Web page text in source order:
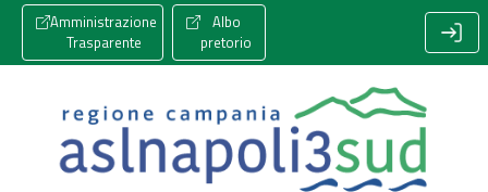
Amministrazione
Trasparente
Albo
pretorio